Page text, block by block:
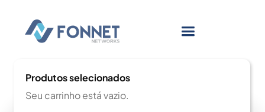
Produtos selecionados
Seu carrinho está vazio.